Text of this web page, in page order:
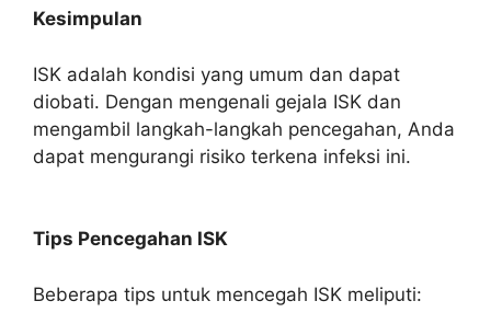
Kesimpulan
ISK adalah kondisi yang umum dan dapat
diobati. Dengan mengenali gejala ISK dan
mengambil langkah-langkah pencegahan, Anda
dapat mengurangi risiko terkena infeksi ini.
Tips Pencegahan ISK
Beberapa tips untuk mencegah ISK meliputi: